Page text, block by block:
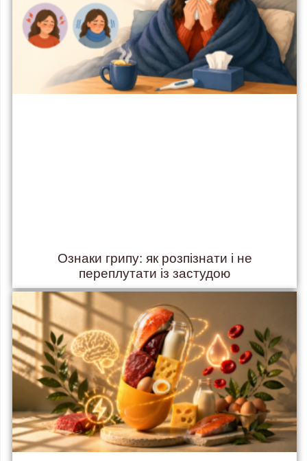
Ознаки грипу: як розпізнати і не
переплутати із застудою